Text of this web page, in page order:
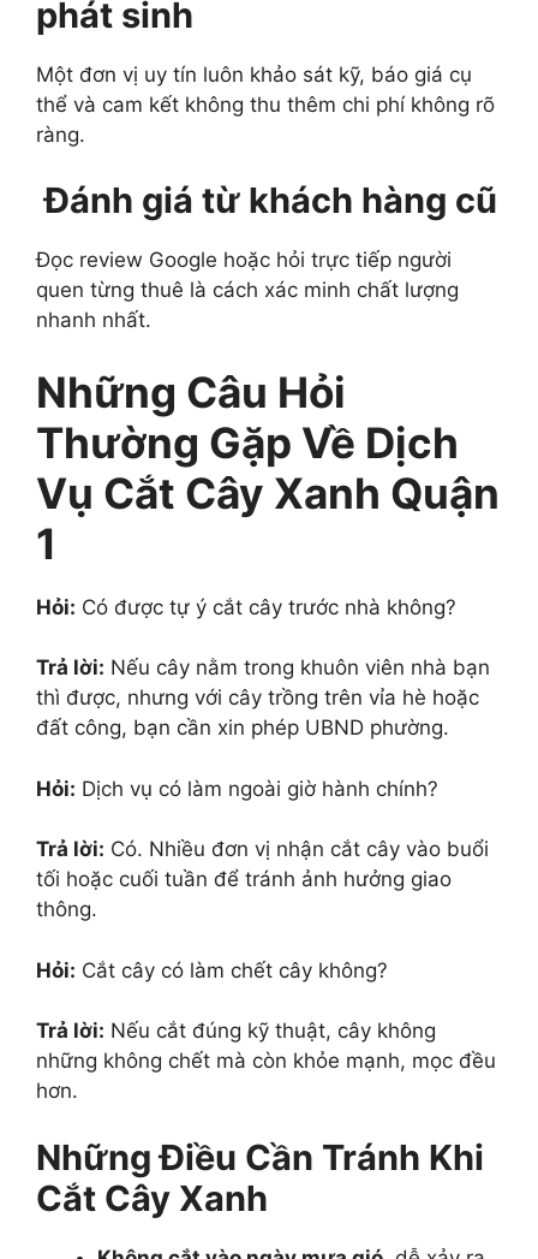
phát sinh
Một đơn vị uy tín luôn khảo sát kỹ, báo giá cụ
thể và cam kết không thu thêm chi phí không rõ
ràng.
Đánh giá từ khách hàng cũ
Đọc review Google hoặc hỏi trực tiếp người
quen từng thuê là cách xác minh chất lượng
nhanh nhất.
Những Câu Hỏi
Thường Gặp Về Dịch
Vụ Cắt Cây Xanh Quận
1
Hỏi: Có được tự ý cắt cây trước nhà không?
Trả lời: Nếu cây nằm trong khuôn viên nhà bạn
thì được, nhưng với cây trồng trên vỉa hè hoặc
đất công, bạn cần xin phép UBND phường.
Hỏi: Dịch vụ có làm ngoài giờ hành chính?
Trả lời: Có. Nhiều đơn vị nhận cắt cây vào buổi
tối hoặc cuối tuần để tránh ảnh hưởng giao
thông.
Hỏi: Cắt cây có làm chết cây không?
Trả lời: Nếu cắt đúng kỹ thuật, cây không
những không chết mà còn khỏe mạnh, mọc đều
hơn.
Những Điều Cần Tránh Khi
Cắt Cây Xanh